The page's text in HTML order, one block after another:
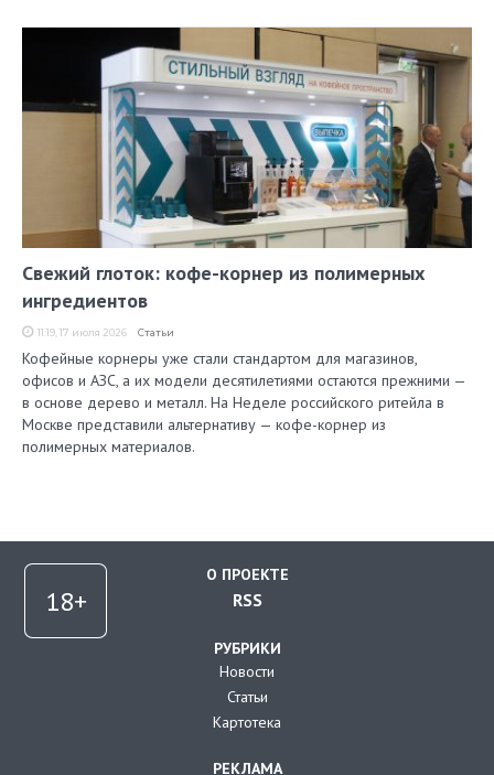
Свежий глоток: кофе-корнер из полимерных
ингредиентов
11:19, 17 июля 2026 Статьи
Кофейные корнеры уже стали стандартом для магазинов,
офисов и АЗС, а их модели десятилетиями остаются прежними —
в основе дерево и металл. На Неделе российского ритейла в
Москве представили альтернативу — кофе-корнер из
полимерных материалов.
О ПРОЕКТЕ
RSS
РУБРИКИ
Новости
Статьи
Картотека
РЕКЛАМА